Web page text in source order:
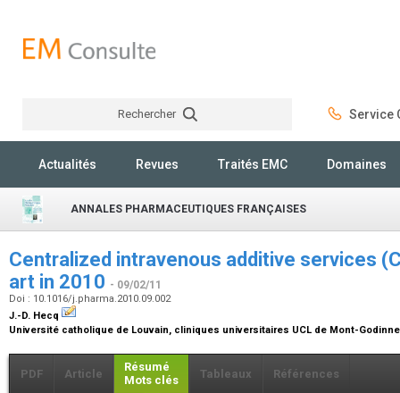
Rechercher Service
Actualités Revues Traités EMC Domaines
ANNALES PHARMACEUTIQUES FRANÇAISES
Centralized intravenous additive services
art in 2010 - 09/02/11
Doi : 10.1016/j.pharma.2010.09.002
J.-D. Hecq
Université catholique de Louvain, cliniques universitaires UCL de Mont-
PDF Article
Résumé
Mots clés
Tableaux Références